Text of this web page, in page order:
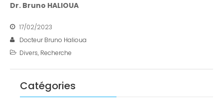
Dr. Bruno HALIOUA
17/02/2023
Docteur Bruno Halioua
Divers, Recherche
Catégories